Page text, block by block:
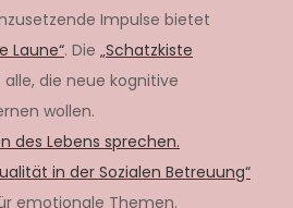
Impulse bietet
Laune“. Die „Schatzkiste
alle, die neue kognitive
wollen.
des Lebens sprechen.
in der Sozialen Betreuung“
emotionale Themen.